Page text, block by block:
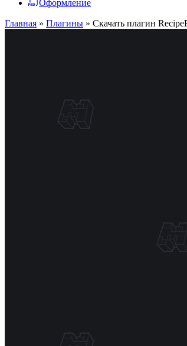
Оформление
Главная » Плагины » Скачать плагин